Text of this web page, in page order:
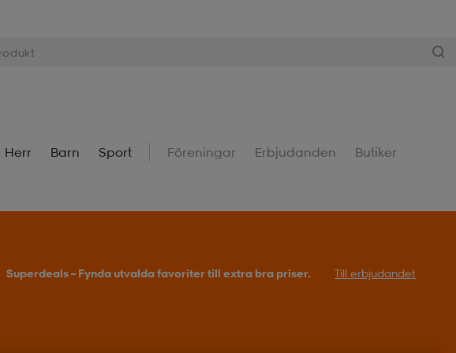
Herr Barn Sport Föreningar Erbjudanden Butiker
Superdeals – Fynda utvalda favoriter till extra bra priser. Till erbjudandet